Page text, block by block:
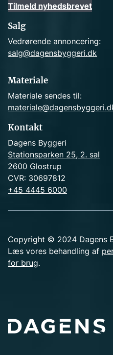
Tilmeld nyhedsbrevet
Salg
Vedrørende annoncering:
salg@dagensbyggeri.dk
Materiale
Materiale sendes til:
Kontakt
Dagens Byggeri
Stationsparken 25, 2. sal
2600 Glostrup
CVR: 30697812
+45 4445 6000
Copyright © 2024 Dagens
Læs vores behandling af
for brug.